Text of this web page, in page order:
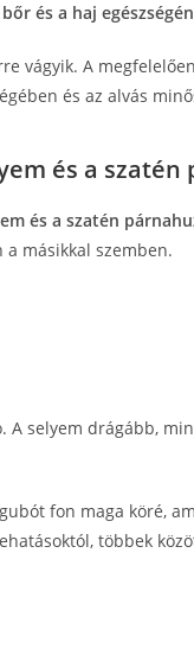
és a haj
vágyik. A
és az alvás
és a szatén
és a szatén
a másikkal szemben.
selyem drágább,
fon maga köré,
többek